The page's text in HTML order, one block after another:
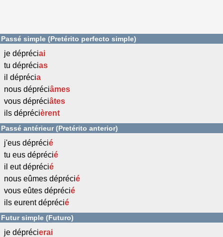
Passé simple (Pretérito perfecto simple)
je dépréciai
tu déprécias
il déprécia
nous dépréciâmes
vous dépréciâtes
ils déprécièrent
Passé antérieur (Pretérito anterior)
j'eus déprécié
tu eus déprécié
il eut déprécié
nous eûmes déprécié
vous eûtes déprécié
ils eurent déprécié
Futur simple (Futuro)
je déprécierai